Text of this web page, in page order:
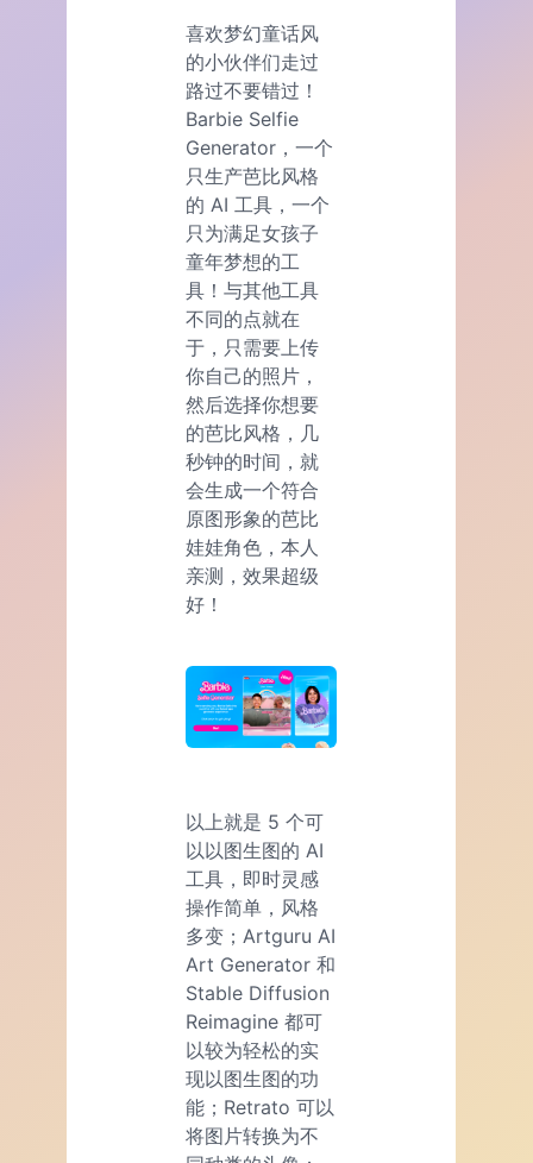
喜欢梦幻童话风
的小伙伴们走过
路过不要错过！
Barbie Selfie
Generator，一个
只生产芭比风格
的 AI 工具，一个
只为满足女孩子
童年梦想的工
具！与其他工具
不同的点就在
于，只需要上传
你自己的照片，
然后选择你想要
的芭比风格，几
秒钟的时间，就
会生成一个符合
原图形象的芭比
娃娃角色，本人
亲测，效果超级
好！
以上就是 5 个可
以以图生图的 AI
工具，即时灵感
操作简单，风格
多变；Artguru AI
Art Generator 和
Stable Diffusion
Reimagine 都可
以较为轻松的实
现以图生图的功
能；Retrato 可以
将图片转换为不